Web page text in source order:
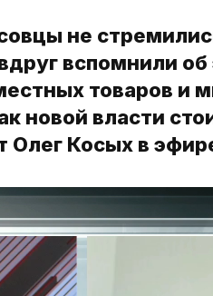
не
вспомнили
товаров и
новой власти
Олег Косых в